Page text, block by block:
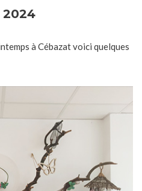
2024
à Cébazat voici quelques